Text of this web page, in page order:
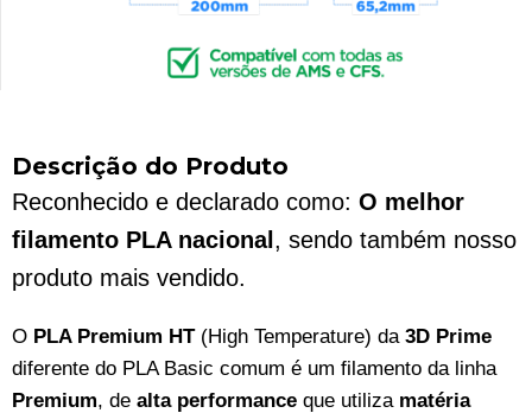
Descrição do Produto
Reconhecido e declarado como: O melhor
filamento PLA nacional , sendo também nosso
produto mais vendido.
O PLA Premium HT(High Temperature) da 3D Prime
diferente do PLA Basic comum é um filamento da linha
Premium, de alta performance que utiliza matéria